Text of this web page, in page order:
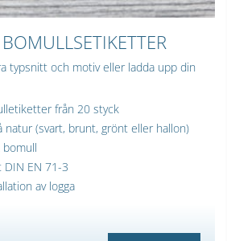
typsnitt och motiv eller ladda upp din
från 20 styck
natur (svart, brunt, grönt eller hallon)
bomull
DIN EN 71-3
av logga